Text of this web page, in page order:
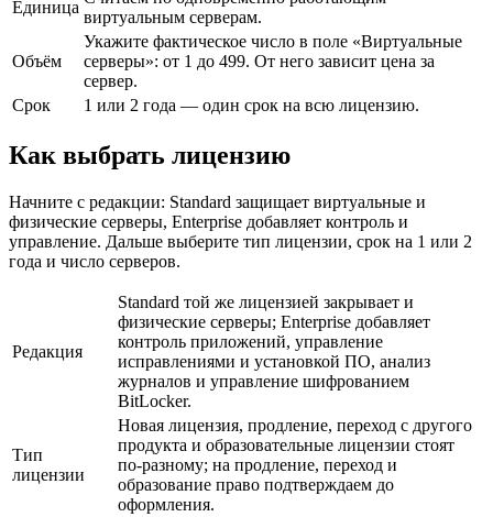
Единица
виртуальным серверам.
Объём
Укажите фактическое число в поле «Виртуальные
серверы»: от 1 до 499. От него зависит цена за
сервер.
Срок
1 или 2 года — один срок на всю лицензию.
Как выбрать лицензию
Начните с редакции: Standard защищает виртуальные и
физические серверы, Enterprise добавляет контроль и
управление. Дальше выберите тип лицензии, срок на 1 или 2
года и число серверов.
Редакция
Standard той же лицензией закрывает и
физические серверы; Enterprise добавляет
контроль приложений, управление
исправлениями и установкой ПО, анализ
журналов и управление шифрованием
BitLocker.
Тип
лицензии
Новая лицензия, продление, переход с другого
продукта и образовательные лицензии стоят
по-разному; на продление, переход и
образование право подтверждаем до
оформления.